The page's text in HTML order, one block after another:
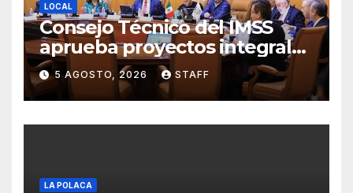
LOCAL
Consejo Técnico del IMSS
aprueba proyectos integrales
para construcción de tres
UMF en Michoacán y Estado
de México
5 AGOSTO, 2026 STAFF
LA POLACA